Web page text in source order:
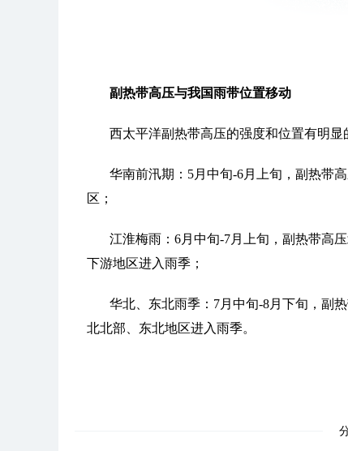
副热带高压与我国雨带位置移动
西太平洋副热带高压的强度和位置有明显
华南前汛期：5月中旬-6月上旬，副热带
区；
江淮梅雨：6月中旬-7月上旬，副热带高
下游地区进入雨季；
华北、东北雨季：7月中旬-8月下旬，副
北北部、东北地区进入雨季。